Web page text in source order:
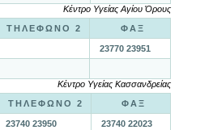
Κέντρο Υγείας Αγίου Όρους
ΤΗΛΕΦΩΝΟ 2 ΦΑΞ
23770 23951
Κέντρο Υγείας Κασσανδρείας
ΤΗΛΕΦΩΝΟ 2 ΦΑΞ
23740 23950 23740 22023